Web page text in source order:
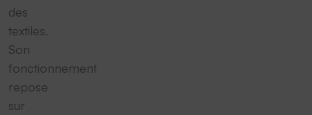
des
textiles.
Son
fonctionnement
repose
sur